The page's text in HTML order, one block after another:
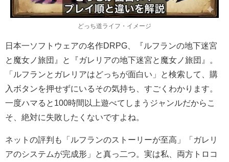
どっち道ライフ・イメージ
日本一ソフトウェアの名作DRPG、『ルフランの地下迷宮
と魔女ノ旅団』と『ガレリアの地下迷宮と魔女ノ旅団』。
「ルフランとガレリアはどっちが面白い」と検索して、購
入ボタンを押せずにいるその気持ち、すごくわかります。
一度ハマると100時間以上遊べてしまうジャンルだからこ
そ、絶対に失敗したくないですよね。
ネットの評判も「ルフランのストーリーが至高」「ガレリ
アのシステムが完成形」と真っ二つ。実は私、両方トロコ